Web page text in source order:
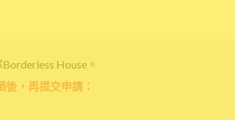
House。
後，再提交申請：